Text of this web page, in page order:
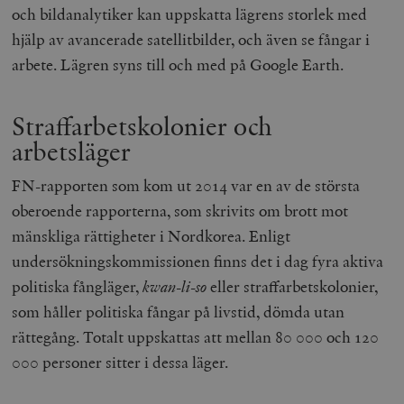
och bildanalytiker kan uppskatta lägrens storlek med
hjälp av avancerade satellitbilder, och även se fångar i
arbete. Lägren syns till och med på Google Earth.
Straffarbetskolonier och
arbetsläger
FN-rapporten som kom ut 2014 var en av de största
oberoende rapporterna, som skrivits om brott mot
mänskliga rättigheter i Nordkorea. Enligt
undersökningskommissionen finns det i dag fyra aktiva
politiska fångläger,kwan-li-soeller straffarbetskolonier,
som håller politiska fångar på livstid, dömda utan
rättegång. Totalt uppskattas att mellan 80 000 och 120
000 personer sitter i dessa läger.